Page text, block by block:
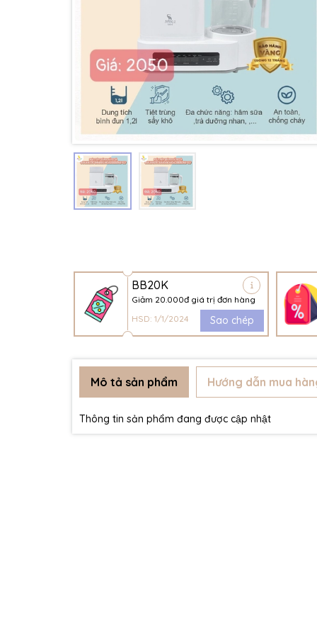
BB20K
Giảm 20.000đ giá trị đơn hàng
HSD: 1/1/2024
Sao chép
Mô tả sản phẩm Hướng dẫn mua
Thông tin sản phẩm đang được cập nhật